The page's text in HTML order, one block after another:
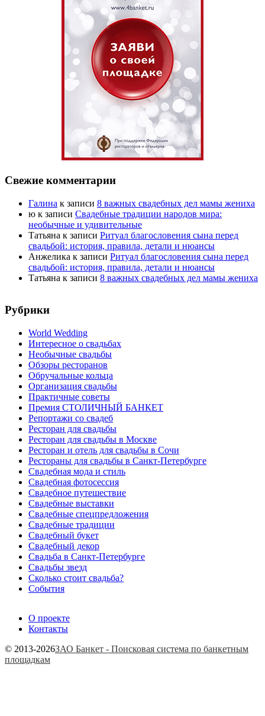
Свежие комментарии
Галина к записи 8 важных свадебных дел мамы жениха
ю к записи Свадебные традиции народов мира:
необычные и удивительные
Татьяна к записи Ритуал благословения сына перед
свадьбой: история, правила, детали и нюансы
Анжелика к записи Ритуал благословения сына перед
свадьбой: история, правила, детали и нюансы
Татьяна к записи 8 важных свадебных дел мамы жениха
Рубрики
World Wedding
Интересное о свадьбах
Необычные свадьбы
Обзоры ресторанов
Обручальные кольца
Организация свадьбы
Практичные советы
Премия СТОЛИЧНЫЙ БАНКЕТ
Репортажи со свадеб
Ресторан для свадьбы
Ресторан для свадьбы в Москве
Ресторан и отель для свадьбы в Сочи
Рестораны для свадьбы в Санкт-Петербурге
Свадебная мода и стиль
Свадебная фотосессия
Свадебное путешествие
Свадебные выставки
Свадебные спецпредложения
Свадебные традиции
Свадебный букет
Свадебный декор
Свадьба в Санкт-Петербурге
Свадьбы звезд
Сколько стоит свадьба?
События
О проекте
Контакты
© 2013-2026ЗАО Банкет - Поисковая система по банкетным
площадкам